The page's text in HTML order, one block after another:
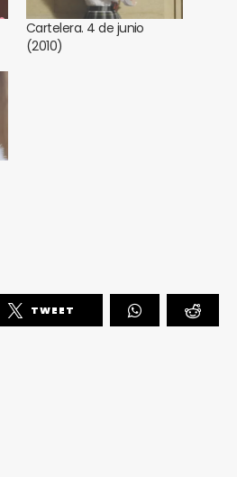
Cartelera. 4 de junio
(2010)
TWEET